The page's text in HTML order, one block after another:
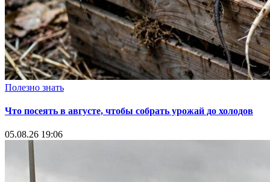
Полезно знать
Что посеять в августе, чтобы собрать урожай до холодов
05.08.26 19:06